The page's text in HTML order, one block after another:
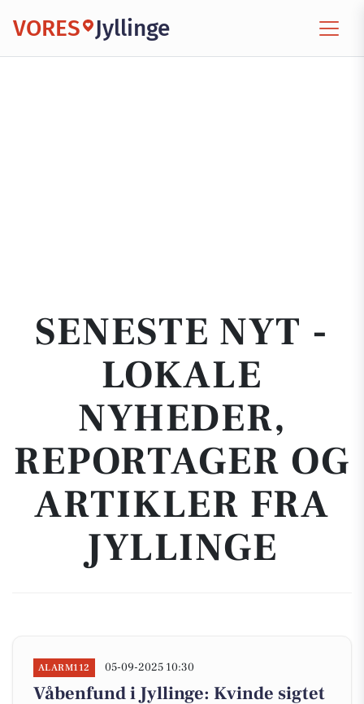
VORES Jyllinge
SENESTE NYT -
LOKALE
NYHEDER,
REPORTAGER OG
ARTIKLER FRA
JYLLINGE
ALARM112 05-09-2025 10:30
Våbenfund i Jyllinge: Kvinde sigtet